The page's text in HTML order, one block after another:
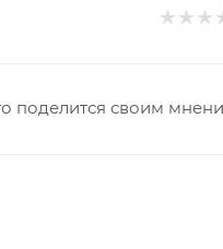
поделится своим